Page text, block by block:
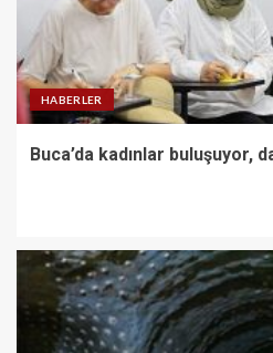
HABERLER
Buca’da kadınlar buluşuyor,